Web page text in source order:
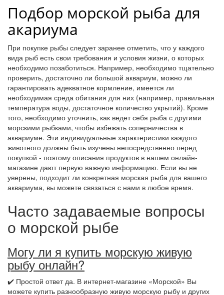
Подбор морской рыба для
акариума
При покупке рыбы следует заранее отметить, что у каждого
вида рыб есть свои требования и условия жизни, о которых
необходимо позаботиться. Например, необходимо тщательно
проверить, достаточно ли большой аквариум, можно ли
гарантировать адекватное кормление, имеется ли
необходимая среда обитания для них (например, правильная
температура воды, достаточное количество укрытий). Кроме
того, необходимо уточнить, как ведет себя рыба с другими
морскими рыбками, чтобы избежать соперничества в
аквариуме. Эти индивидуальные характеристики каждого
животного должны быть изучены непосредственно перед
покупкой - поэтому описания продуктов в нашем онлайн-
магазине дают первую важную информацию. Если вы не
уверены, подходит ли конкретная морская рыба для вашего
аквариума, вы можете связаться с нами в любое время.
Часто задаваемые вопросы
о морской рыбе
Могу ли я купить морскую живую
рыбу онлайн?
✔️ Простой ответ да. В интернет-магазине «Морской» Вы
можете купить разнообразную живую морскую рыбу и других